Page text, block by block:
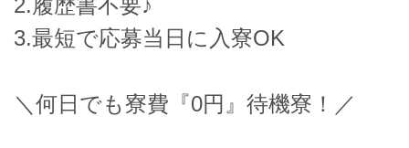
2.履歴書不要♪
3.最短で応募当日に入寮OK
＼何日でも寮費『0円』待機寮！／